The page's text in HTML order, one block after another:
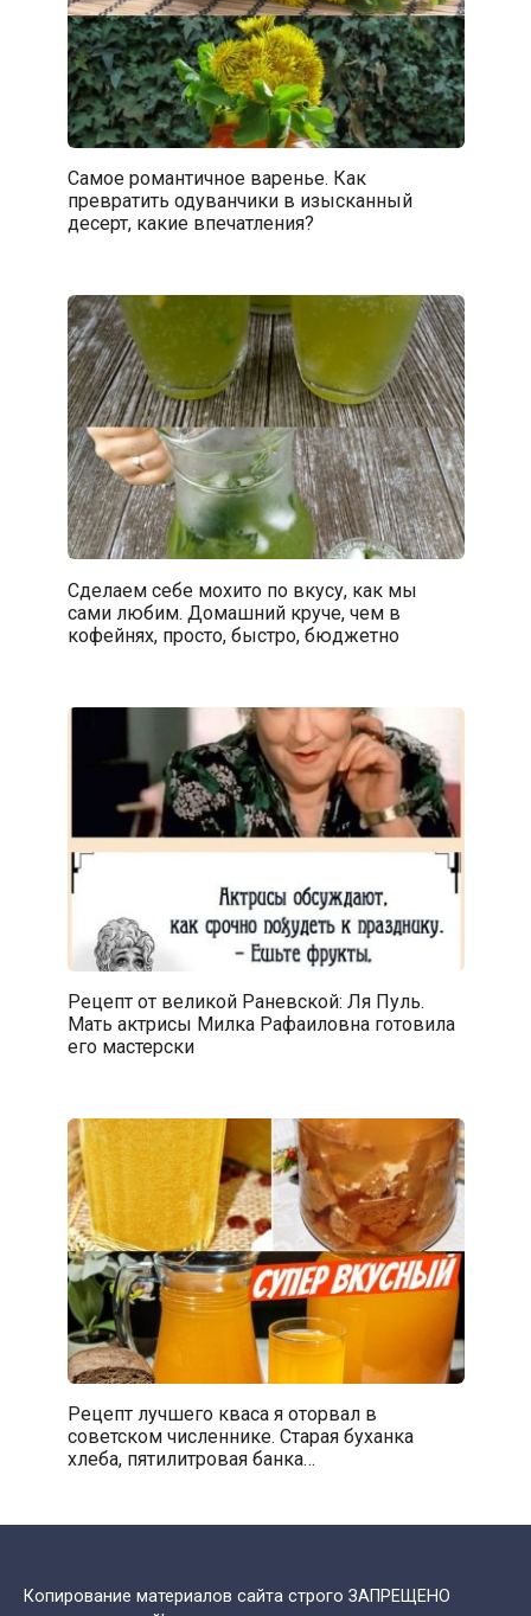
Самое романтичное варенье. Как
превратить одуванчики в изысканный
десерт, какие впечатления?
Сделаем себе мохито по вкусу, как мы
сами любим. Домашний круче, чем в
кофейнях, просто, быстро, бюджетно
Рецепт от великой Раневской: Ля Пуль.
Мать актрисы Милка Рафаиловна готовила
его мастерски
Рецепт лучшего кваса я оторвал в
советском численнике. Старая буханка
хлеба, пятилитровая банка…
Копирование материалов сайта строго ЗАПРЕЩЕНО